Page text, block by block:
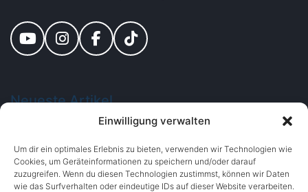
Einwilligung verwalten
Um dir ein optimales Erlebnis zu bieten, verwenden wir Technologien wie
Cookies, um Geräteinformationen zu speichern und/oder darauf
zuzugreifen. Wenn du diesen Technologien zustimmst, können wir Daten
wie das Surfverhalten oder eindeutige IDs auf dieser Website verarbeiten.
Neueste Artikel
versteckte Kosten – schnell,
Fixpreis
Juli 21, 2026